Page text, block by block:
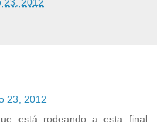
23, 2012
23, 2012
está rodeando a esta final :